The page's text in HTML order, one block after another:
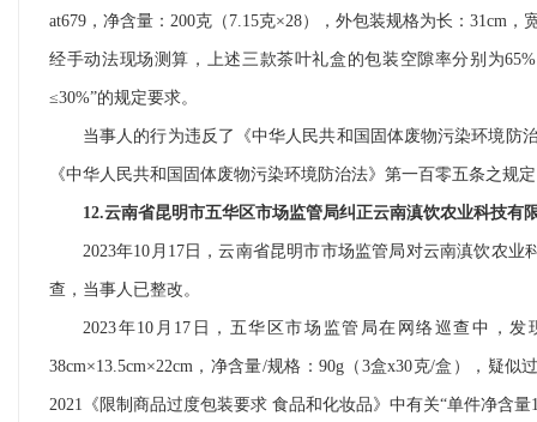
at679，净含量：200克（7.15克×28），外包装规格为长：31cm
经手动法现场测算，上述三款茶叶礼盒的包装空隙率分别为
≤30%”的规定要求。
当事人的行为违反了《中华人民共和国固体废物污染环境防
《中华人民共和国固体废物污染环境防治法》第一百零五条之
12.云南省昆明市五华区市场监管局纠正云南滇饮农业科技有
2023年10月17日，云南省昆明市市场监管局对云南滇饮农
查，当事人已整改。
2023年10月17日，五华区市场监管局在网络巡查中，
38cm×13.5cm×22cm，净含量/规格：90g（3盒x30克/盒），疑
2021《限制商品过度包装要求 食品和化妆品》中有关“单件净含量